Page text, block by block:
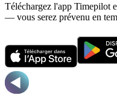
Téléchargez l'app Timepilot
— vous serez prévenu en